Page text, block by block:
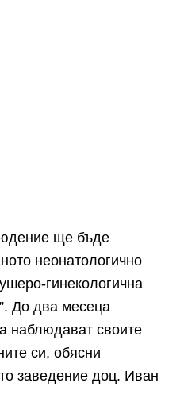
ще бъде
неонатологично
гинекологична
До два месеца
наблюдават своите
си, обясни
заведение доц. Иван